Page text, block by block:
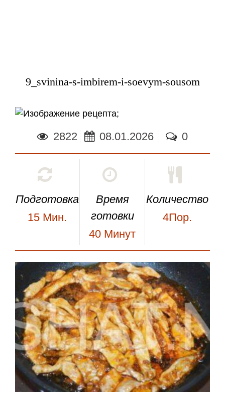
9_svinina-s-imbirem-i-soevym-sousom
;
2822 08.01.2026 0
Подготовка
15 Мин.
Время
готовки
40 Минут
Количество
4Пор.